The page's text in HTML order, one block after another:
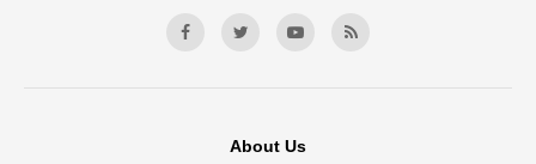
About Us